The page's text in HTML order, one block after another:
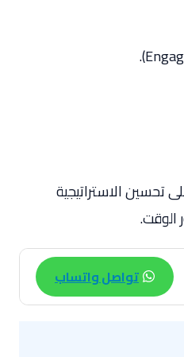
تحسين الاستراتيجية
الوقت.
تواصل واتساب